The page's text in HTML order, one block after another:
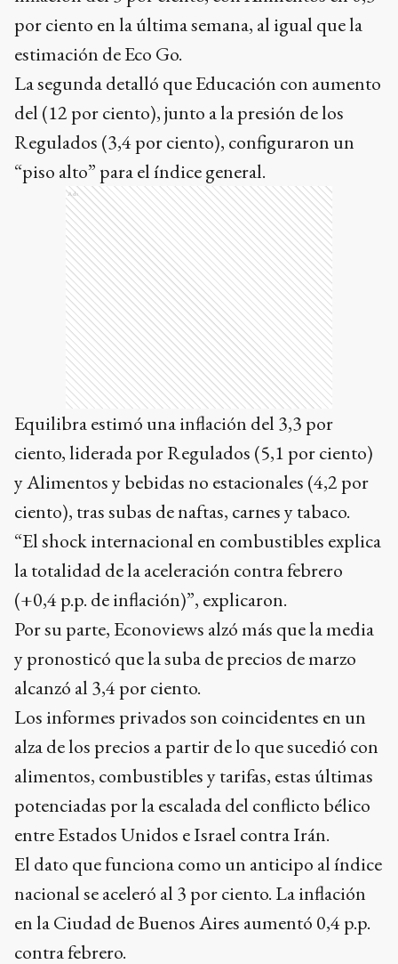
por ciento en la última semana, al igual que la
estimación de Eco Go.
La segunda detalló que Educación con aumento
del (12 por ciento), junto a la presión de los
Regulados (3,4 por ciento), configuraron un
“piso alto” para el índice general.
Ads
Equilibra estimó una inflación del 3,3 por
ciento, liderada por Regulados (5,1 por ciento)
y Alimentos y bebidas no estacionales (4,2 por
ciento), tras subas de naftas, carnes y tabaco.
“El shock internacional en combustibles explica
la totalidad de la aceleración contra febrero
(+0,4 p.p. de inflación)”, explicaron.
Por su parte, Econoviews alzó más que la media
y pronosticó que la suba de precios de marzo
alcanzó al 3,4 por ciento.
Los informes privados son coincidentes en un
alza de los precios a partir de lo que sucedió con
alimentos, combustibles y tarifas, estas últimas
potenciadas por la escalada del conflicto bélico
entre Estados Unidos e Israel contra Irán.
El dato que funciona como un anticipo al índice
nacional se aceleró al 3 por ciento. La inflación
en la Ciudad de Buenos Aires aumentó 0,4 p.p.
contra febrero.